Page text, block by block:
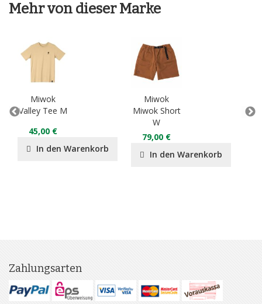
Mehr von dieser Marke
Miwok
Valley Tee M
45,00 €
In den Warenkorb
Miwok
Miwok Short
W
79,00 €
In den Warenkorb
Zahlungsarten